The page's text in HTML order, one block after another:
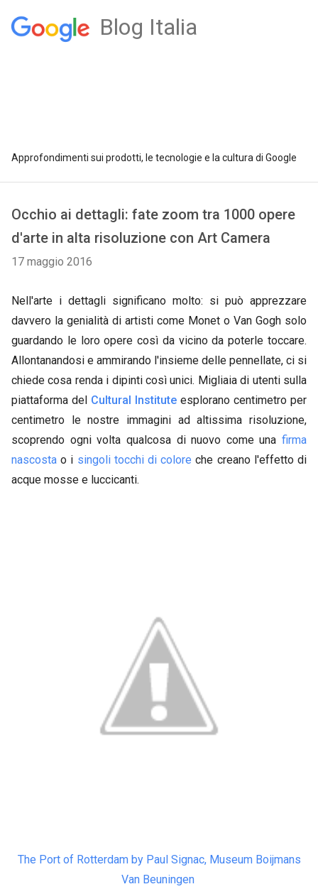
Blog Italia
Approfondimenti sui prodotti, le tecnologie e la cultura di Google
Occhio ai dettagli: fate zoom tra 1000 opere
d'arte in alta risoluzione con Art Camera
17 maggio 2016
Nell'arte i dettagli significano molto: si può apprezzare
davvero la genialità di artisti come Monet o Van Gogh solo
guardando le loro opere così da vicino da poterle toccare.
Allontanandosi e ammirando l'insieme delle pennellate, ci si
chiede cosa renda i dipinti così unici. Migliaia di utenti sulla
piattaforma del Cultural Institute esplorano centimetro per
centimetro le nostre immagini ad altissima risoluzione,
scoprendo ogni volta qualcosa di nuovo come una firma
nascosta o i singoli tocchi di colore che creano l'effetto di
acque mosse e luccicanti.
The Port of Rotterdam by Paul Signac, Museum Boijmans
Van Beuningen